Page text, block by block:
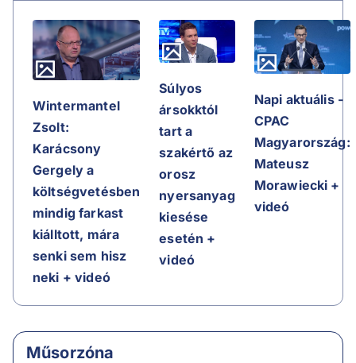
Wintermantel
Zsolt:
Karácsony
Gergely a
költségvetésben
mindig farkast
kiálltott, mára
senki sem hisz
neki + videó
Súlyos
ársokktól
tart a
szakértő az
orosz
nyersanyag
kiesése
esetén +
videó
Napi aktuális -
CPAC
Magyarország:
Mateusz
Morawiecki +
videó
Műsorzóna